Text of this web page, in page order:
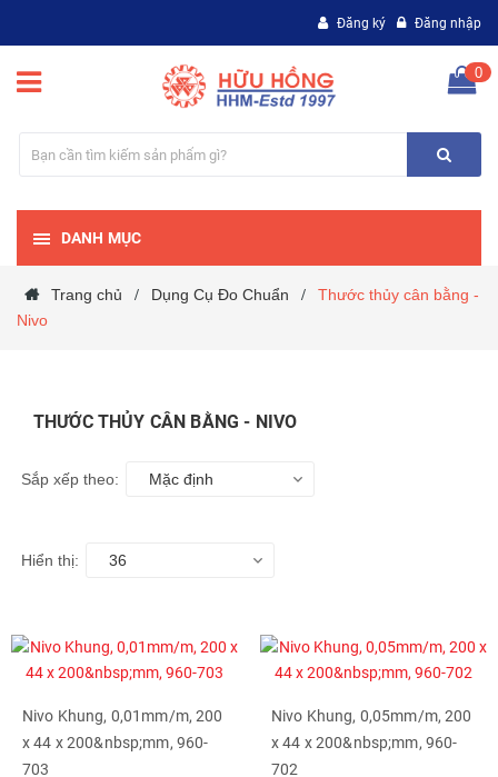
Đăng ký Đăng nhập
0
DANH MỤC
Trang chủ / Dụng Cụ Đo Chuẩn /
Thước thủy cân bằng -
Nivo
THƯỚC THỦY CÂN BẰNG - NIVO
Sắp xếp theo: Mặc định
Hiển thị: 36
Nivo Khung, 0,01mm/m, 200
x 44 x 200&nbsp;mm, 960-
703
Nivo Khung, 0,05mm/m, 200
x 44 x 200&nbsp;mm, 960-
702